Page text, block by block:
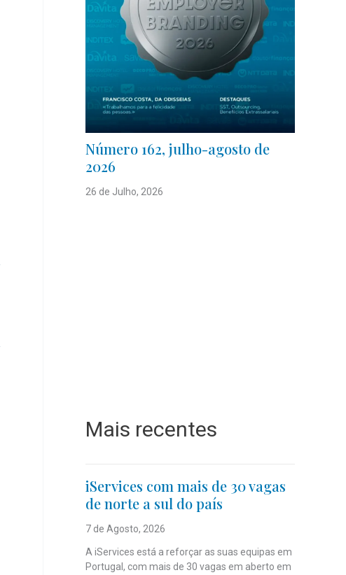
Número 162, julho-agosto de
2026
26 de Julho, 2026
Mais recentes
iServices com mais de 30 vagas
de norte a sul do país
7 de Agosto, 2026
A iServices está a reforçar as suas equipas em
Portugal, com mais de 30 vagas em aberto em